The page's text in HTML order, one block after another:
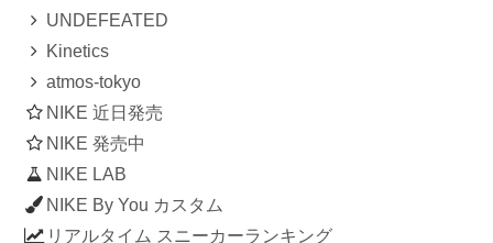
UNDEFEATED
Kinetics
atmos-tokyo
NIKE 近日発売
NIKE 発売中
NIKE LAB
NIKE By You カスタム
リアルタイム スニーカーランキング